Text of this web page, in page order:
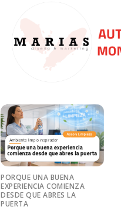
PORQUE UNA BUENA
EXPERIENCIA COMIENZA
DESDE QUE ABRES LA
PUERTA